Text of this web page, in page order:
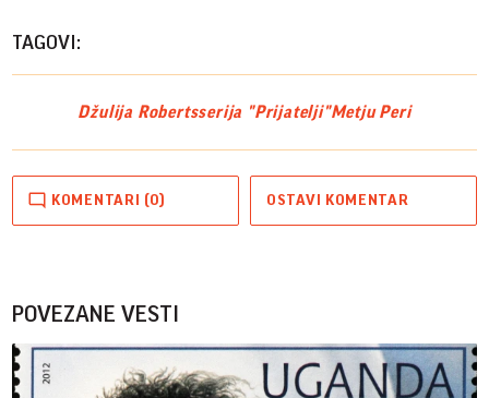
TAGOVI:
Džulija Robertsserija "Prijatelji"Metju Peri
KOMENTARI (0) OSTAVI KOMENTAR
POVEZANE VESTI